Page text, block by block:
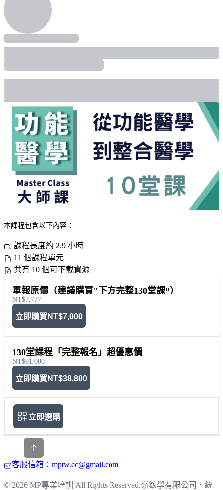
本課程包含以下內容：
課程長度約 2.9 小時
11 個課程單元
共有 10 個可下載資源
單報原價（建議購買"下方完整130堂課“）
NT$7,777
立即購買 NT$7,000
130堂課程「完整報名」超優惠價
NT$91,000
立即購買 NT$38,800
立即選購
客服信箱：mptw.cc@gmail.com
© 2026 MP專業培訓 All Rights Reserved.嶺鋐學有限公司 ． 統